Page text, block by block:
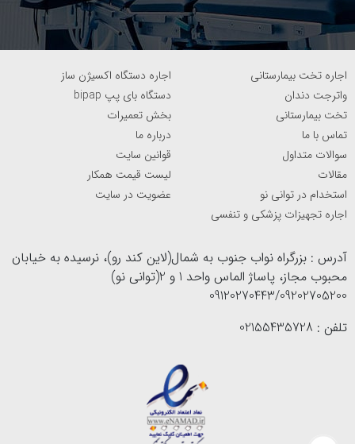
اجاره تخت بیمارستانی
اجاره دستگاه اکسیژن ساز
واترجت دندان
دستگاه بای پپ bipap
تخت بیمارستانی
بخش تعمیرات
تماس با ما
درباره ما
سوالات متداول
قوانین سایت
مقالات
لیست قیمت همکار
استخدام در توانی نو
عضویت در سایت
اجاره تجهیزات پزشکی و تنفسی
آدرس : بزرگراه نواب جنوب به شمال(لاین کند رو)، نرسیده به خیابان
محبوب مجاز، پاساژ الماس واحد 1 و 2(توانی نو)
09120270443/09202705200
تلفن : 02155435728